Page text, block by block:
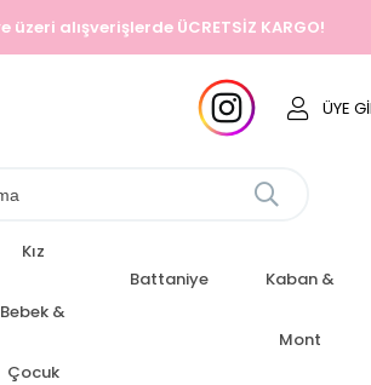
Aynı Gün Kargo
ÜYE
Kız
Bebek &
Çocuk
Battaniye Kaban &
Mont